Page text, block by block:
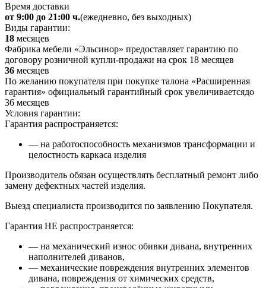
Время доставки
от 9:00 до 21:00 ч.(ежедневно, без выходных)
Виды гарантии:
18 месяцев
Фабрика мебели «Эльсинор» предоставляет гарантию по
договору розничной купли-продажи на срок 18 месяцев
36 месяцев
По желанию покупателя при покупке талона «Расширенная
гарантия» официальный гарантийный срок увеличиваетсядо
36 месяцев
Условия гарантии:
Гарантия распространяется:
— на работоспособность механизмов трансформации и
целостность каркаса изделия
Производитель обязан осуществлять бесплатный ремонт либо
замену дефектных частей изделия.
Выезд специалиста производится по заявлению Покупателя.
Гарантия НЕ распространяется:
— на механический износ обивки дивана, внутренних
наполнителей диванов,
— механические повреждения внутренних элементов
дивана, повреждения от химических средств,